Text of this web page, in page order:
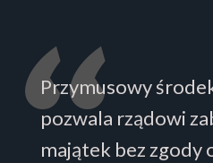
Przymusowy
pozwala rządowi
majątek bez zgody